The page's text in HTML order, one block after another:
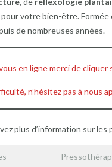
pour votre bien-être. Formée
de nombreuses années.
en ligne merci de cliquer
n’hésitez pas à nous
plus d’information sur les